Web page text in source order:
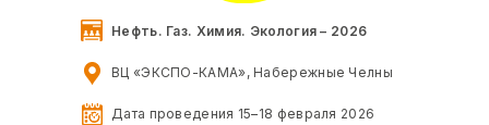
Дата проведения 15–18 февраля 2026
ВЦ «ЭКСПО-КАМА», Набережные Челны
Нефть. Газ. Химия. Экология – 2026